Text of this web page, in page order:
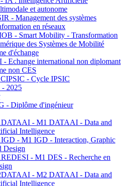
et autonome
- Management des systèmes
en réseaux
- Smart Mobility - Transformation
des Systèmes de Mobilité
d'échange
- Echange international non diplomant
non CES
- Cycle IPSIC
- 2025
- Diplôme d'ingénieur
- M1 DATAAI - Data and
Intelligence
- M1 IGD - Interaction, Graphic
Design
- M1 DES - Recherche en
- M2 DATAAI - Data and
Intelligence